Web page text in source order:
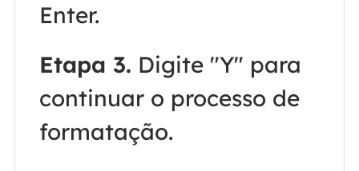
Enter.
Etapa 3. Digite "Y" para
continuar o processo de
formatação.